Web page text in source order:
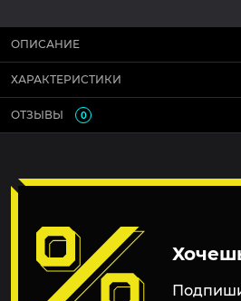
ОПИСАНИЕ
ХАРАКТЕРИСТИКИ
ОТЗЫВЫ 0